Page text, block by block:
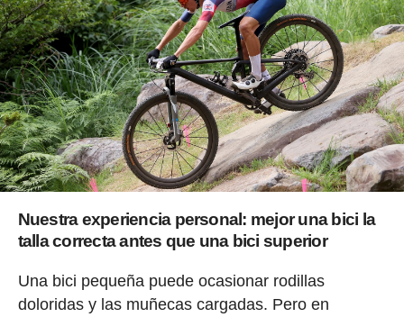
Nuestra experiencia personal: mejor una bici la
talla correcta antes que una bici superior
Una bici pequeña puede ocasionar rodillas
doloridas y las muñecas cargadas. Pero en